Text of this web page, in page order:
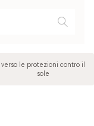
verso le protezioni contro il
sole